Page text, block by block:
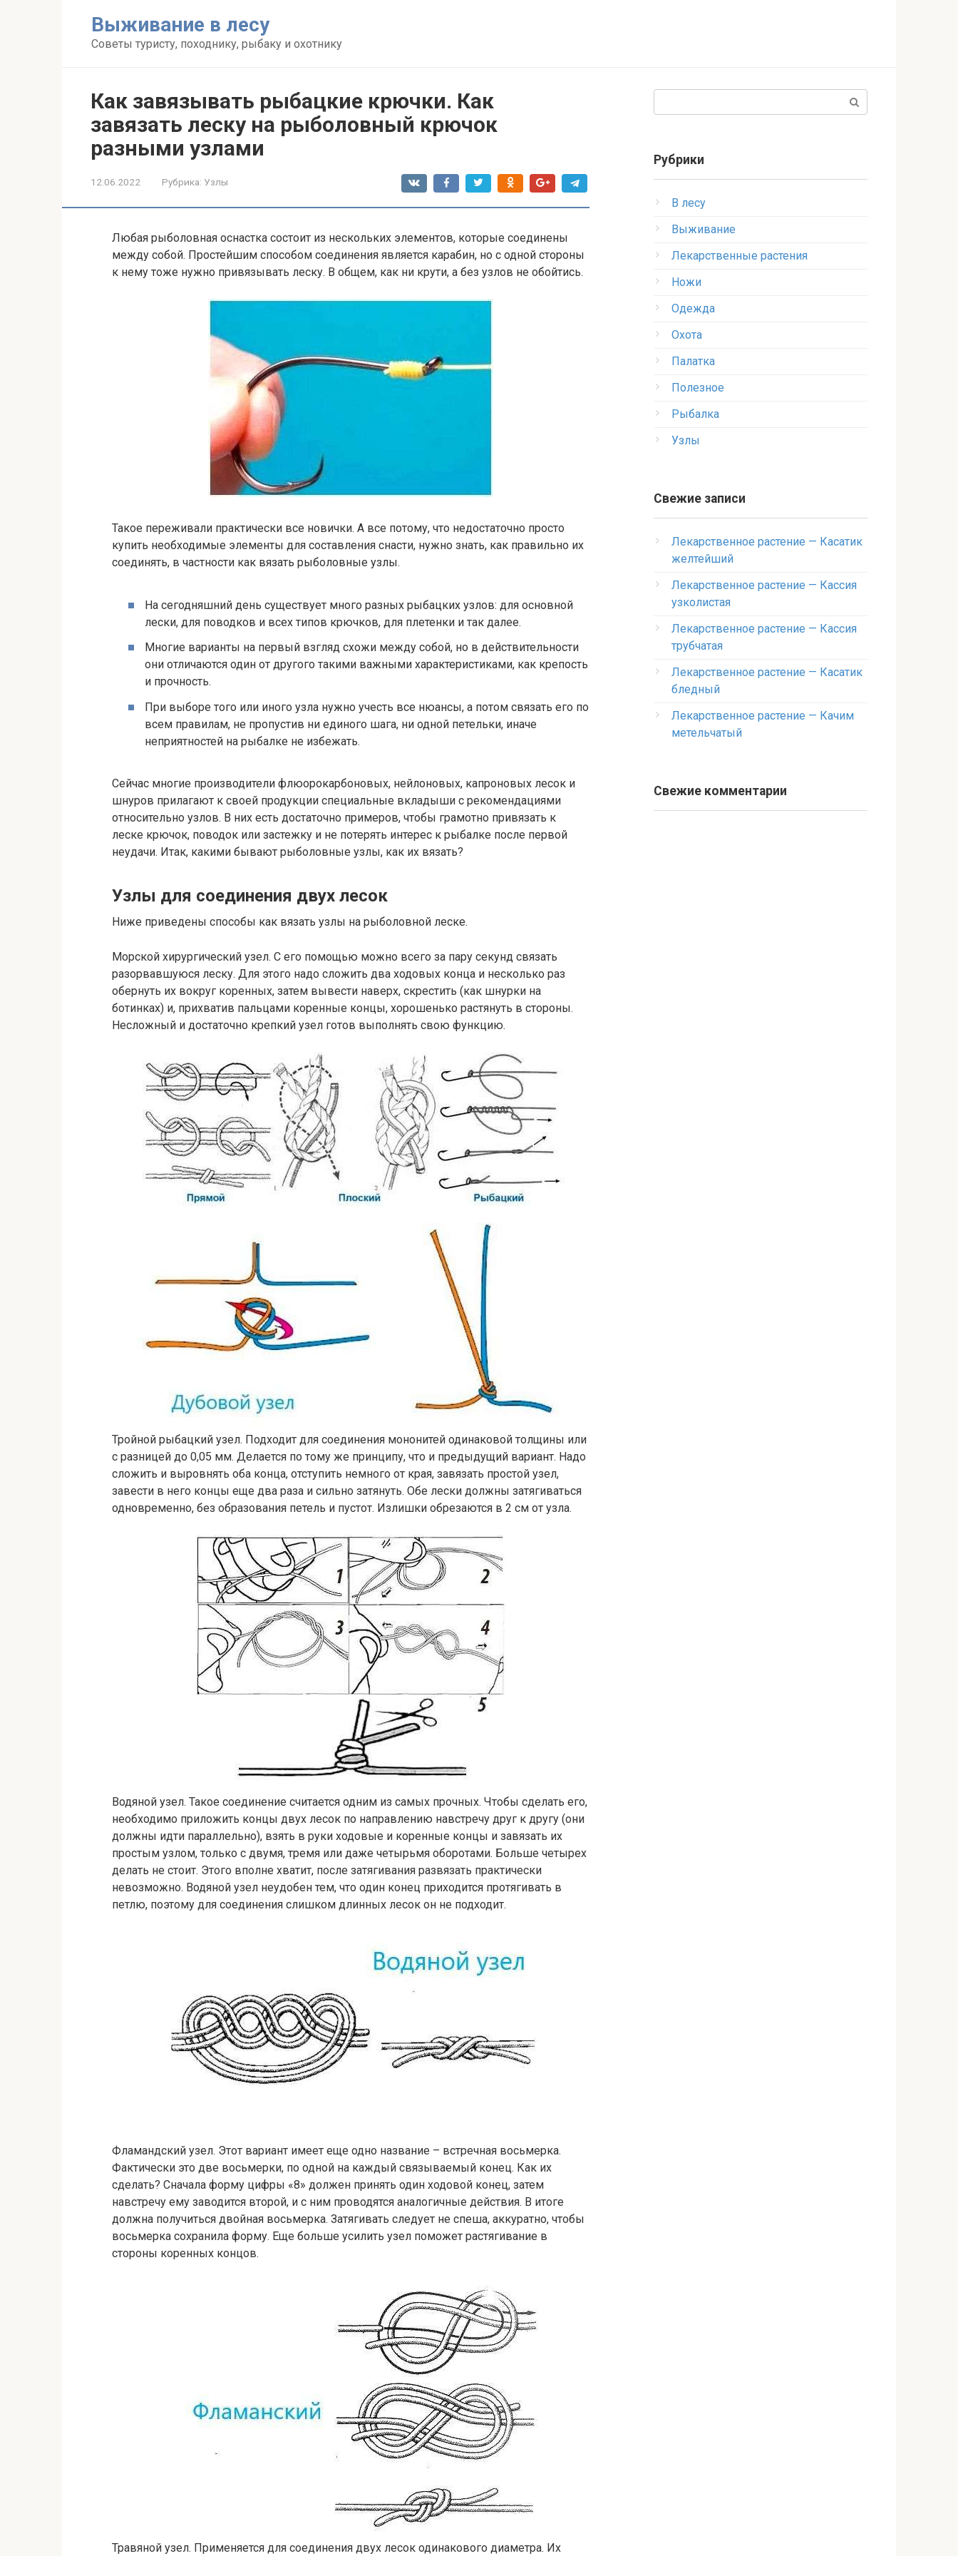
Выживание в лесу
Советы туристу, походнику, рыбаку и охотнику
Как завязывать рыбацкие крючки. Как
завязать леску на рыболовный крючок
разными узлами
12.06.2022 Рубрика: Узлы
Любая рыболовная оснастка состоит из нескольких элементов, которые соединены
между собой. Простейшим способом соединения является карабин, но с одной стороны
к нему тоже нужно привязывать леску. В общем, как ни крути, а без узлов не обойтись.
Такое переживали практически все новички. А все потому, что недостаточно просто
купить необходимые элементы для составления снасти, нужно знать, как правильно их
соединять, в частности как вязать рыболовные узлы.
На сегодняшний день существует много разных рыбацких узлов: для основной
лески, для поводков и всех типов крючков, для плетенки и так далее.
Многие варианты на первый взгляд схожи между собой, но в действительности
они отличаются один от другого такими важными характеристиками, как крепость
и прочность.
При выборе того или иного узла нужно учесть все нюансы, а потом связать его по
всем правилам, не пропустив ни единого шага, ни одной петельки, иначе
неприятностей на рыбалке не избежать.
Сейчас многие производители флюорокарбоновых, нейлоновых, капроновых лесок и
шнуров прилагают к своей продукции специальные вкладыши с рекомендациями
относительно узлов. В них есть достаточно примеров, чтобы грамотно привязать к
леске крючок, поводок или застежку и не потерять интерес к рыбалке после первой
неудачи. Итак, какими бывают рыболовные узлы, как их вязать?
Узлы для соединения двух лесок
Ниже приведены способы как вязать узлы на рыболовной леске.
Морской хирургический узел. С его помощью можно всего за пару секунд связать
разорвавшуюся леску. Для этого надо сложить два ходовых конца и несколько раз
обернуть их вокруг коренных, затем вывести наверх, скрестить (как шнурки на
ботинках) и, прихватив пальцами коренные концы, хорошенько растянуть в стороны.
Несложный и достаточно крепкий узел готов выполнять свою функцию.
Тройной рыбацкий узел. Подходит для соединения мононитей одинаковой толщины или
с разницей до 0,05 мм. Делается по тому же принципу, что и предыдущий вариант. Надо
сложить и выровнять оба конца, отступить немного от края, завязать простой узел,
завести в него концы еще два раза и сильно затянуть. Обе лески должны затягиваться
одновременно, без образования петель и пустот. Излишки обрезаются в 2 см от узла.
Водяной узел. Такое соединение считается одним из самых прочных. Чтобы сделать его,
необходимо приложить концы двух лесок по направлению навстречу друг к другу (они
должны идти параллельно), взять в руки ходовые и коренные концы и завязать их
простым узлом, только с двумя, тремя или даже четырьмя оборотами. Больше четырех
делать не стоит. Этого вполне хватит, после затягивания развязать практически
невозможно. Водяной узел неудобен тем, что один конец приходится протягивать в
петлю, поэтому для соединения слишком длинных лесок он не подходит.
Фламандский узел. Этот вариант имеет еще одно название – встречная восьмерка.
Фактически это две восьмерки, по одной на каждый связываемый конец. Как их
сделать? Сначала форму цифры «8» должен принять один ходовой конец, затем
навстречу ему заводится второй, и с ним проводятся аналогичные действия. В итоге
должна получиться двойная восьмерка. Затягивать следует не спеша, аккуратно, чтобы
восьмерка сохранила форму. Еще больше усилить узел поможет растягивание в
стороны коренных концов.
Травяной узел. Применяется для соединения двух лесок одинакового диаметра. Их
Рубрики
В лесу
Выживание
Лекарственные растения
Ножи
Одежда
Охота
Палатка
Полезное
Рыбалка
Узлы
Свежие записи
Лекарственное растение — Касатик
желтейший
Лекарственное растение — Кассия
узколистая
Лекарственное растение — Кассия
трубчатая
Лекарственное растение — Касатик
бледный
Лекарственное растение — Качим
метельчатый
Свежие комментарии